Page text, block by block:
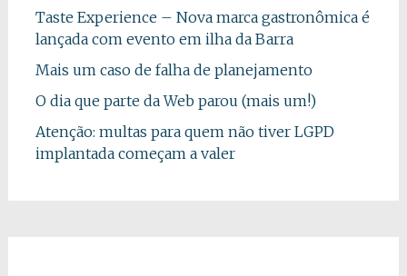
Taste Experience – Nova marca gastronômica é
lançada com evento em ilha da Barra
Mais um caso de falha de planejamento
O dia que parte da Web parou (mais um!)
Atenção: multas para quem não tiver LGPD
implantada começam a valer